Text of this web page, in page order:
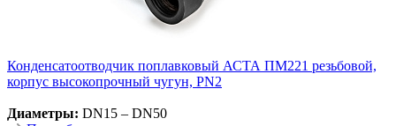
Конденсатоотводчик поплавковый АСТА ПМ221 резьбовой,
корпус высокопрочный чугун, PN2
Диаметры: DN15 – DN50